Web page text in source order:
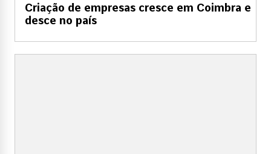
Criação de empresas cresce em Coimbra e
desce no país